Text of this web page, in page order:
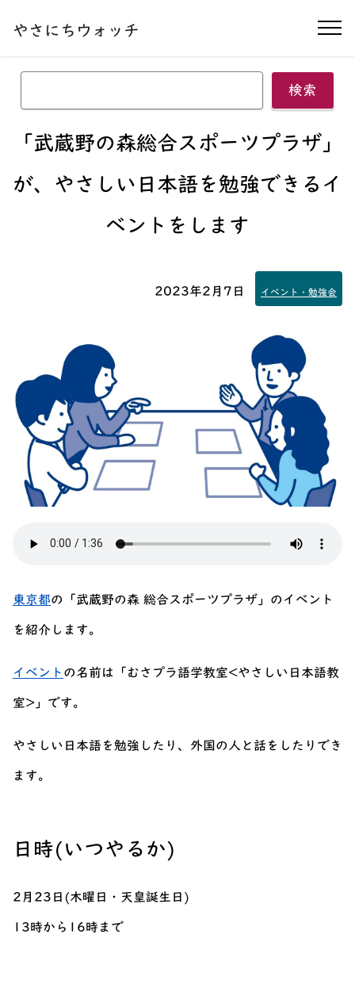
やさにちウォッチ ナ
検索
「武蔵野の森総合スポーツプラザ」
が、やさしい日本語を勉強できるイ
ベントをします
2023年2月7日 イベント・勉強会
東京都の「武蔵野の森 総合スポーツプラザ」のイベント
を紹介します。
イベント の名前は「むさプラ語学教室<やさしい日本語教
室>」です。
やさしい日本語を勉強したり、外国の人と話をしたりでき
ます。
日時(いつやるか)
2月23日(木曜日・天皇誕生日)
13時から16時まで